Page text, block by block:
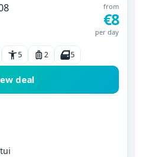
from
€8
per day
5 2 5
deal